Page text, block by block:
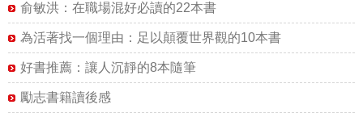
俞敏洪：在職場混好必讀的22本書
為活著找一個理由：足以顛覆世界觀的10本書
好書推薦：讓人沉靜的8本隨筆
勵志書籍讀後感